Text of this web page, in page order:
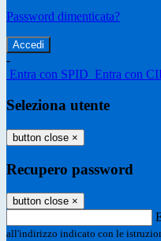
Password dimenticata?
-
Entra con SPID Entra con
Seleziona utente
button close ×
Recupero password
button close ×
all'indirizzo indicato con le